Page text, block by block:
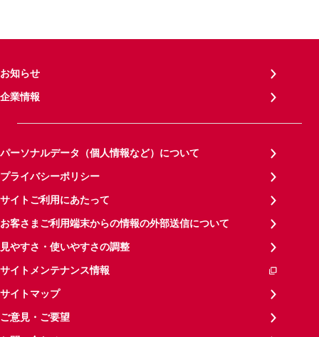
お知らせ
企業情報
パーソナルデータ（個人情報など）について
プライバシーポリシー
サイトご利用にあたって
お客さまご利用端末からの情報の外部送信について
見やすさ・使いやすさの調整
サイトメンテナンス情報
サイトマップ
ご意見・ご要望